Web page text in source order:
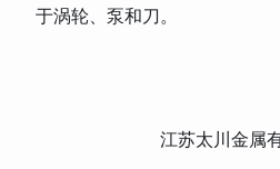
于涡轮、泵和刀。
江苏太川金属